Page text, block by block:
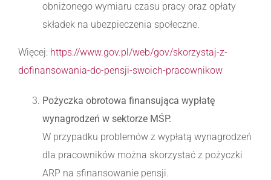
obniżonego wymiaru czasu pracy oraz opłaty
składek na ubezpieczenia społeczne.
Więcej: https://www.gov.pl/web/gov/skorzystaj-z-
dofinansowania-do-pensji-swoich-pracownikow
Pożyczka obrotowa finansująca wypłatę
wynagrodzeń w sektorze MŚP.
W przypadku problemów z wypłatą wynagrodzeń
dla pracowników można skorzystać z pożyczki
ARP na sfinansowanie pensji.